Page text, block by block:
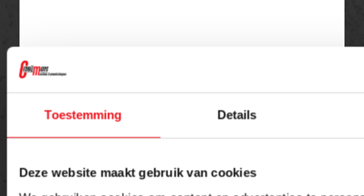
Toestemming Details
Deze website maakt gebruik van cookies